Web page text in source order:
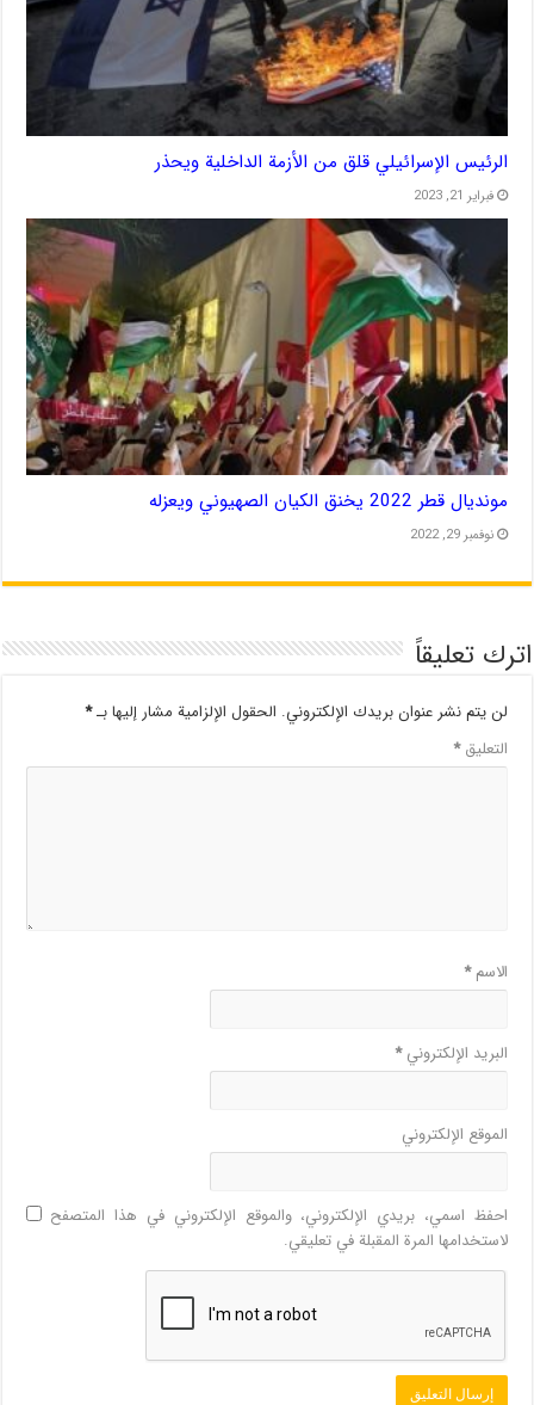
الرئيس الإسرائيلي قلق من الأزمة الداخلية ويحذر
فبراير 21, 2023
مونديال قطر 2022 يخنق الكيان الصهيوني ويعزله
نوفمبر 29, 2022
اترك تعليقاً
لن يتم نشر عنوان بريدك الإلكتروني. الحقول الإلزامية مشار إليها بـ*
التعليق*
الاسم*
البريد الإلكتروني*
الموقع الإلكتروني
احفظ اسمي، بريدي الإلكتروني، والموقع الإلكتروني في هذا المتصفح
لاستخدامها المرة المقبلة في تعليقي.